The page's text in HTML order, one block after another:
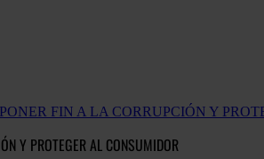
FIN A LA CORRUPCIÓN Y
Y PROTEGER AL CONSUMIDOR